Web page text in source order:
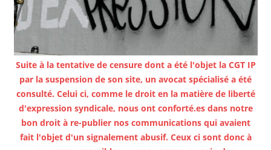
Suite à la tentative de censure dont a été l'objet la CGT IP
par la suspension de son site, un avocat spécialisé a été
consulté. Celui ci, comme le droit en la matière de liberté
d'expression syndicale, nous ont conforté.es dans notre
bon droit à re-publier nos communications qui avaient
fait l'objet d'un signalement abusif. Ceux ci sont donc à